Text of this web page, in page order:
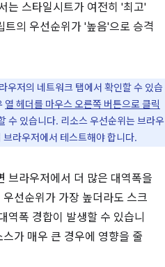
는 스타일시트가 여전히 '최고'
의 우선순위가 '높음'으로 승격
우저의 네트워크 탭에서 확인할 수 있습
열 헤더를 마우스 오른쪽 버튼으로 클릭
수 있습니다. 리소스 우선순위는 브라우
라우저에서 테스트해야 합니다.
브라우저에서 더 많은 대역폭을
선순위가 가장 높더라도 스크
역폭 경합이 발생할 수 있습니
가 매우 큰 경우에 영향을 줄